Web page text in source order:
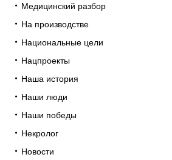
Медицинский разбор
На производстве
Национальные цели
Нацпроекты
Наша история
Наши люди
Наши победы
Некролог
Новости